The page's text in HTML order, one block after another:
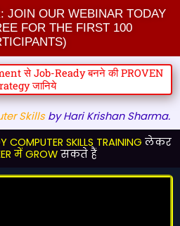
JOIN OUR WEBINAR TODAY
FOR THE FIRST 100
से Job-Ready बनने की PROVEN
जानिये
Skillsby Hari Krishan Sharma.
COMPUTER SKILLS TRAINING लेकर
में GROWसकते हैं